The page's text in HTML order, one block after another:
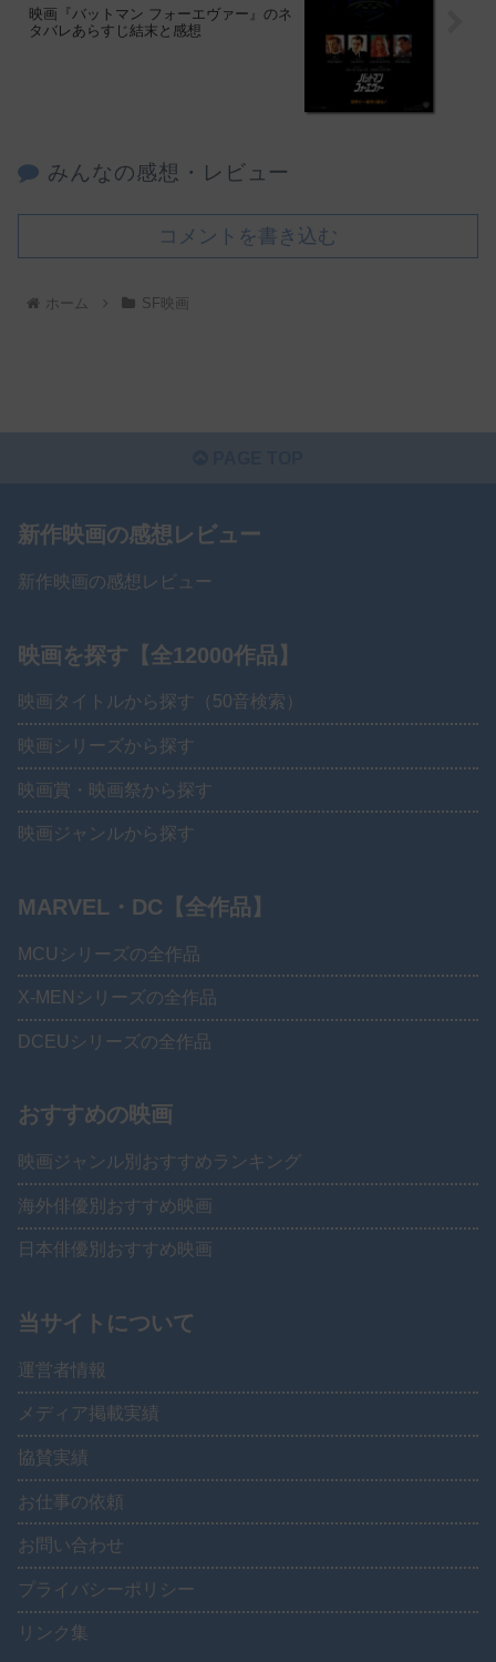
映画『バットマン フォーエヴァー』のネ
タバレあらすじ結末と感想
みんなの感想・レビュー
コメントを書き込む
ホーム SF映画
新作映画の感想レビュー
新作映画の感想レビュー
映画を探す【全12000作品】
映画タイトルから探す（50音検索）
映画シリーズから探す
映画賞・映画祭から探す
映画ジャンルから探す
MARVEL・DC【全作品】
MCUシリーズの全作品
X-MENシリーズの全作品
DCEUシリーズの全作品
おすすめの映画
映画ジャンル別おすすめランキング
海外俳優別おすすめ映画
日本俳優別おすすめ映画
当サイトについて
運営者情報
メディア掲載実績
協賛実績
お仕事の依頼
お問い合わせ
プライバシーポリシー
リンク集